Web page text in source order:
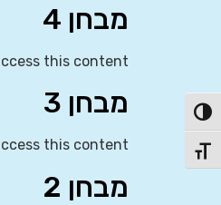
הפעל/כבה ניגודיות גבוהה
מתג גודל גופן
מבחן 4
this content
מבחן 3
this content
מבחן 2